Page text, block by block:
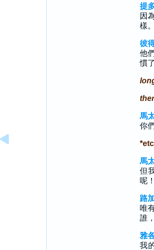
提
因
樣
彼
他
慣
馬
你
*etc
馬
但
呢
路
唯
誰
雅
我